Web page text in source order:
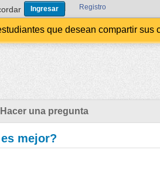
Registro
que desean compartir
Hacer una pregunta
mejor?